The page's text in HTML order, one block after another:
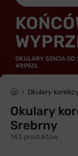
OKULARY SENJA OD
49,99ZŁ
Okulary
Okulary
Srebrny
143 produktów